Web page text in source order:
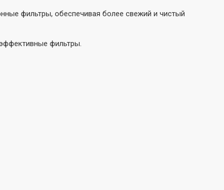
фильтры, обеспечивая более свежий и чистый
фильтры.